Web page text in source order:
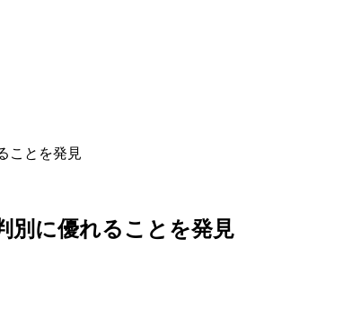
ことを発見
別に優れることを発見